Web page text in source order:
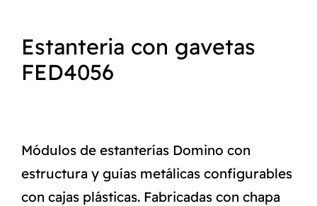
Estanteria con gavetas
FED4056
Módulos de estanterías Domino con
estructura y guías metálicas configurables
con cajas plásticas. Fabricadas con chapa